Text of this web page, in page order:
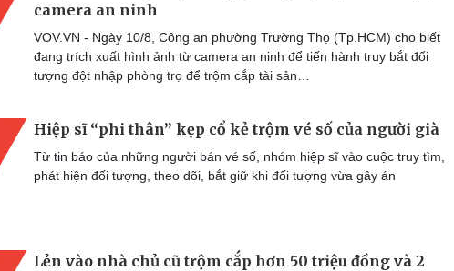
camera an ninh
VOV.VN - Ngày 10/8, Công an phường Trường Thọ (Tp.HCM) cho biết
đang trích xuất hình ảnh từ camera an ninh để tiến hành truy bắt đối
tượng đột nhập phòng trọ để trộm cắp tài sản…
Hiệp sĩ “phi thân” kẹp cổ kẻ trộm vé số của người già
Từ tin báo của những người bán vé số, nhóm hiệp sĩ vào cuộc truy tìm,
phát hiện đối tượng, theo dõi, bắt giữ khi đối tượng vừa gây án
Lẻn vào nhà chủ cũ trộm cắp hơn 50 triệu đồng và 2